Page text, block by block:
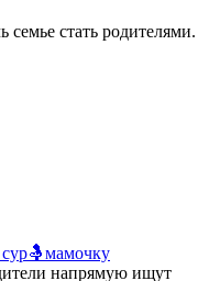
семье стать родителями.
напрямую ищут